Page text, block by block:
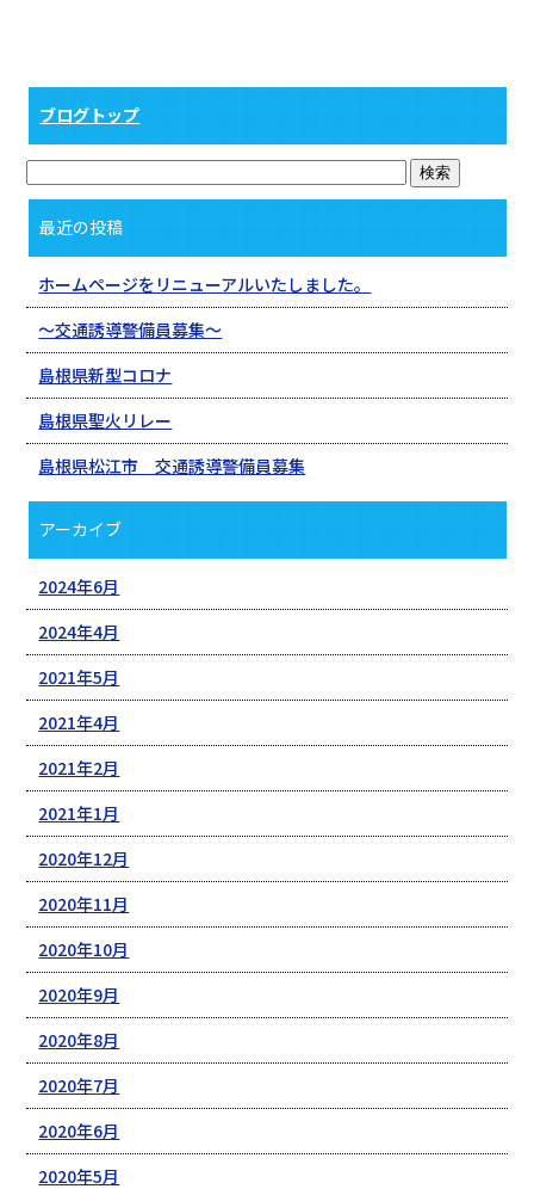
ブログトップ
最近の投稿
ホームページをリニューアルいたしました。
〜交通誘導警備員募集〜
島根県新型コロナ
島根県聖火リレー
島根県松江市 交通誘導警備員募集
アーカイブ
2024年6月
2024年4月
2021年5月
2021年4月
2021年2月
2021年1月
2020年12月
2020年11月
2020年10月
2020年9月
2020年8月
2020年7月
2020年6月
2020年5月